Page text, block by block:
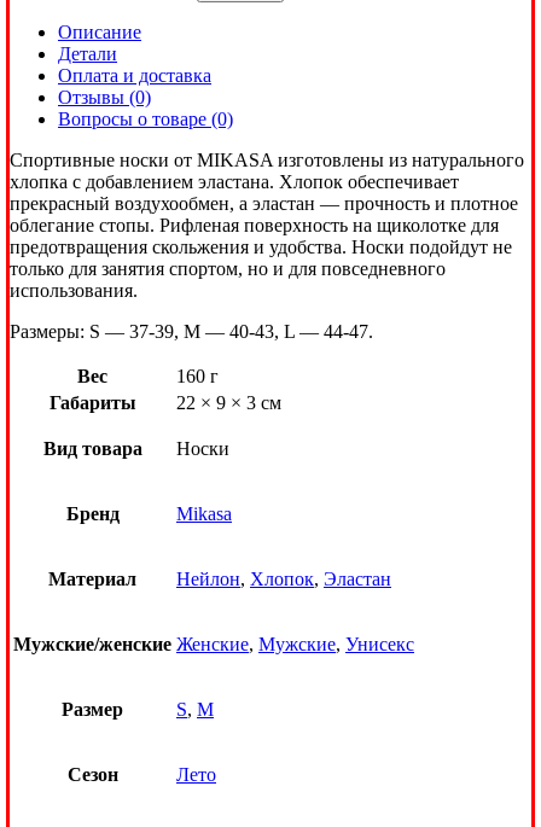
Описание
Детали
Оплата и доставка
Отзывы (0)
Вопросы о товаре (0)
Спортивные носки от MIKASA изготовлены из натурального
хлопка с добавлением эластана. Хлопок обеспечивает
прекрасный воздухообмен, а эластан — прочность и плотное
облегание стопы. Рифленая поверхность на щиколотке для
предотвращения скольжения и удобства. Носки подойдут не
только для занятия спортом, но и для повседневного
использования.
Размеры: S — 37-39, M — 40-43, L — 44-47.
Вес
160 г
Габариты
22 × 9 × 3 см
Вид товара Носки
Бренд Mikasa
Материал Нейлон, Хлопок, Эластан
Мужские/женские Женские, Мужские, Унисекс
Размер S, M
Сезон Лето